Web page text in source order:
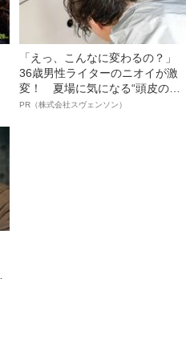
「えっ、こんなに変わるの？」
36歳男性ライターのニオイが激
変！ 夏場に気になる“頭皮のニ
オイ”や“ベタつき”を解消す
PR（株式会社スヴェンソン）